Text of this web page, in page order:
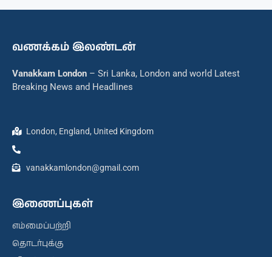
வணக்கம் இலண்டன்
Vanakkam London – Sri Lanka, London and world Latest
Breaking News and Headlines
London, England, United Kingdom
vanakkamlondon@gmail.com
இணைப்புகள்
எம்மைப்பற்றி
தொடர்புக்கு